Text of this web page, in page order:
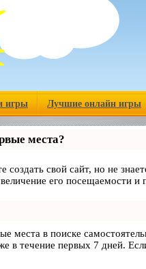
игры Лучшие онлайн игры
места?
создать свой сайт, но не
его посещаемости
места в поиске
в течение первых 7 дней.